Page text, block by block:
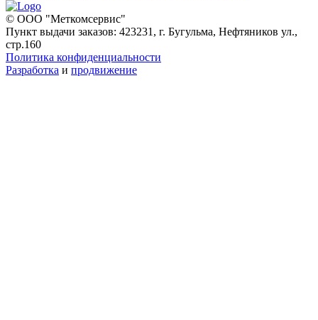
© ООО "Меткомсервис"
Пункт выдачи заказов: 423231, г. Бугульма, Нефтяников ул.,
стр.160
Политика конфиденциальности
Разработка и продвижение